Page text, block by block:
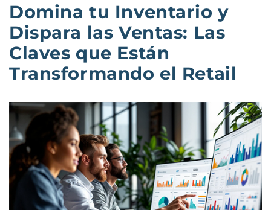
Domina tu Inventario y
Dispara las Ventas: Las
Claves que Están
Transformando el Retail